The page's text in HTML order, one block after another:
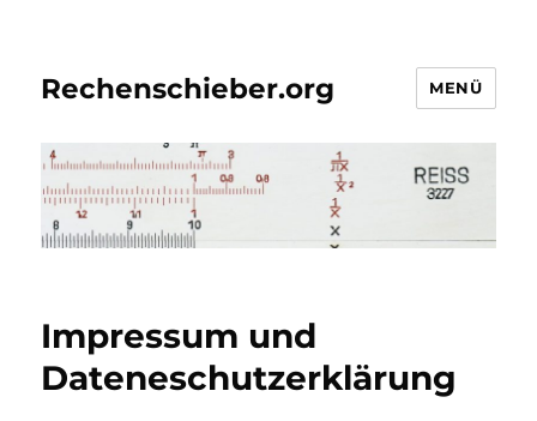
Rechenschieber.org MENÜ
Impressum und
Dateneschutzerklärung